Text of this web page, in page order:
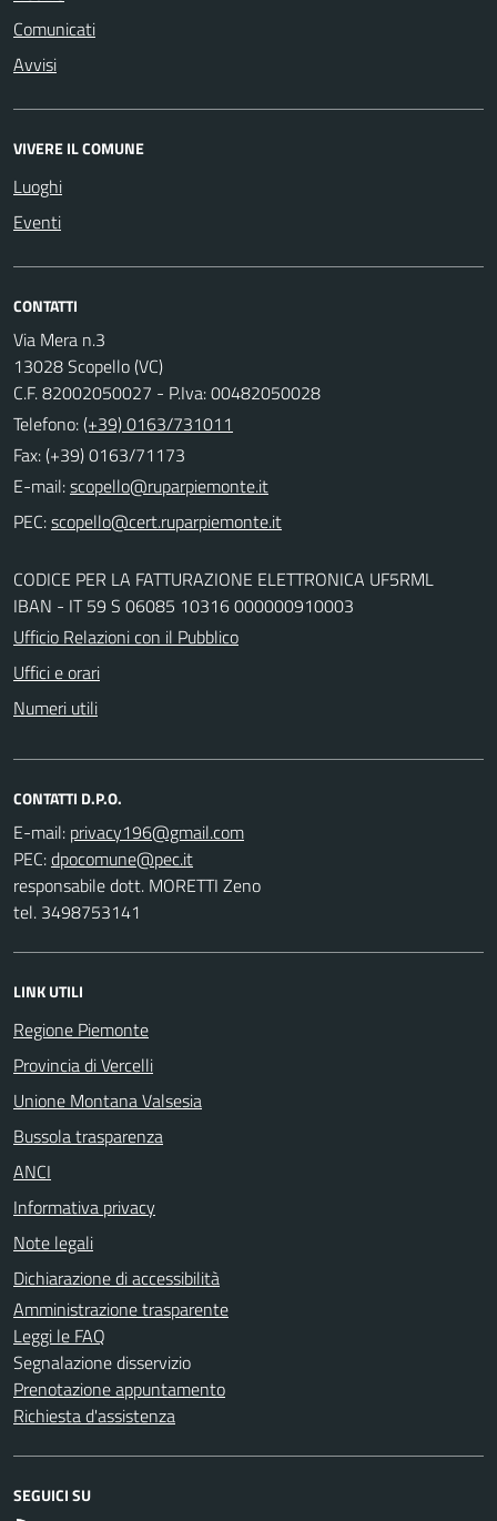
Comunicati
Avvisi
VIVERE IL COMUNE
Luoghi
Eventi
CONTATTI
Via Mera n.3
13028 Scopello (VC)
C.F. 82002050027 - P.Iva: 00482050028
Telefono:(+39) 0163/731011
Fax: (+39) 0163/71173
E-mail:
PEC:
CODICE PER LA FATTURAZIONE ELETTRONICA UF5RML
IBAN - IT 59 S 06085 10316 000000910003
Ufficio Relazioni con il Pubblico
Uffici e orari
Numeri utili
CONTATTI D.P.O.
E-mail:
PEC:
responsabile dott. MORETTI Zeno
tel. 3498753141
LINK UTILI
Regione Piemonte
Provincia di Vercelli
Unione Montana Valsesia
Bussola trasparenza
ANCI
Informativa privacy
Note legali
Dichiarazione di accessibilità
Amministrazione trasparente
Leggi le FAQ
Segnalazione disservizio
Prenotazione appuntamento
Richiesta d'assistenza
SEGUICI SU